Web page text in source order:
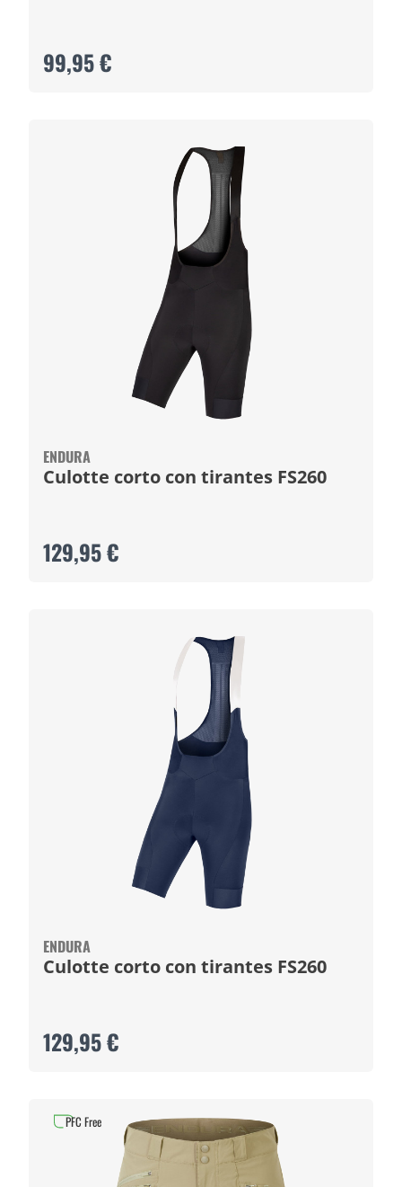
99,95 €
ENDURA
Culotte corto con tirantes FS260
129,95 €
ENDURA
Culotte corto con tirantes FS260
129,95 €
PFC Free